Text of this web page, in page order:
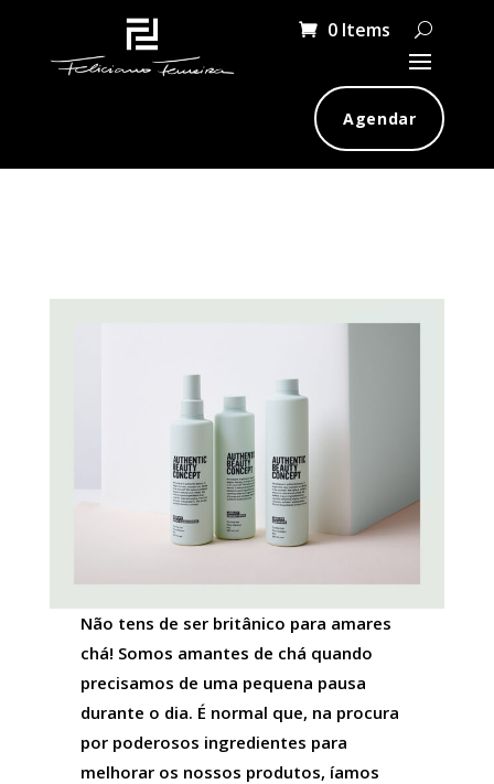
0 Items
Agendar
Não tens de ser britânico para amares
chá! Somos amantes de chá quando
precisamos de uma pequena pausa
durante o dia. É normal que, na procura
por poderosos ingredientes para
melhorar os nossos produtos, íamos